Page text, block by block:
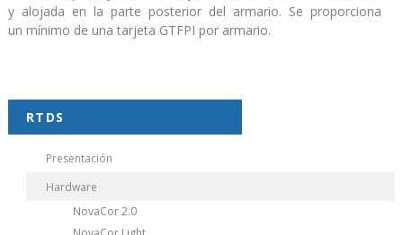
y alojada en la parte posterior del armario. Se proporciona
un mínimo de una tarjeta GTFPI por armario.
RTDS
Presentación
Hardware
NovaCor 2.0